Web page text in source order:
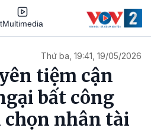
Multimedia
Thứ ba, 19:41, 19/05/2026
tiệm cận
bất công
nhân tài